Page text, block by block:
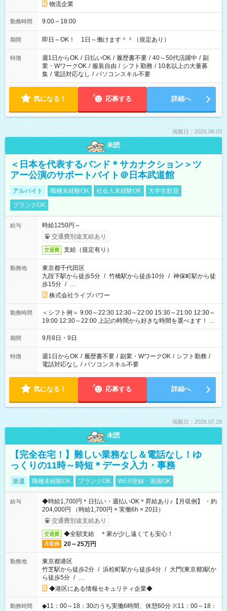
物流企業
勤務時間 9:00～18:00
期間 即日～OK！ 1日～働けます＾＾（規定あり）
特徴 週1日からOK / 日払いOK / 履歴書不要 / 40～50代活躍中 / 副
業・WワークOK / 服装自由 / シフト勤務 / 10名以上の大量募
集 / 電話対応なし / パソコンスキル不要
気になる！ 応募する 詳細へ
掲載日：2026.08.03
未読
＜日本を代表するバンド＊サカナクション＞ツ
アー公演のサポートバイト＠日本武道館
アルバイト 職種未経験OK 社会人未経験OK
大学生歓迎
ブランクOK
給与
時給1250円～
交通費別途支給あり
交通費 支給（規定有り）
勤務地
東京都千代田区
九段下駅から徒歩5分 / 竹橋駅から徒歩10分 / 神保町駅から徒
歩15分 / …
株式会社ライブパワー
勤務時間
＜シフト例＞ 9:00～22:30 12:30～22:00 15:30～21:00 12:30～
19:00 12:30～22:00 上記の時間から好きな時間を選べます！ ※
時間は変更となる可能性があります
期間 9月8日・9日
特徴 週1日からOK / 履歴書不要 / 副業・WワークOK / シフト勤務 /
電話対応なし / パソコンスキル不要
気になる！ 応募する 詳細へ
掲載日：2026.07.29
未読
【完全在宅！】難しい業務なし＆電話なし！ゆ
っくりの11時～時短＊データ入力・事務
派遣 職種未経験OK ブランクOK WEB登録・面接OK
給与
◆時給1,700円＊日払い・週払いOK＊昇給あり♪【月収例】 ・約
204,000円 （時給1,700円 × 実働6h × 20日）
交通費別途支給あり
交通費 ◆全額支給 ＊家が少し遠くても安心！
月収例 20～25万円
勤務地
東京都港区
竹芝駅から徒歩2分 / 浜松町駅から徒歩4分 / 大門(東京都)駅か
ら徒歩5分 / …
◆港区にある情報セキュリティ企業◆
勤務時間
◆11：00～18：30のうち実働6時間、休憩60分 ※11：00～18：